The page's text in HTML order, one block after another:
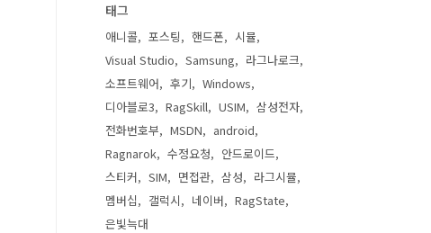
태그
애니콜 포스팅 핸드폰
시뮬
Visual Studio
Samsung
라그나로크
소프트웨어
후기
Windows
디아블로3
RagSkill USIM
삼성전자
전화번호부
MSDN
android
Ragnarok
수정요청
안드로이드
스티커
SIM 면접관 삼성
라그시뮬
멤버십
갤럭시 네이버
RagState
은빛늑대